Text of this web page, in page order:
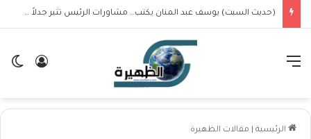
تسجيل القائمة
الرئيسية مقالات الظهيرة